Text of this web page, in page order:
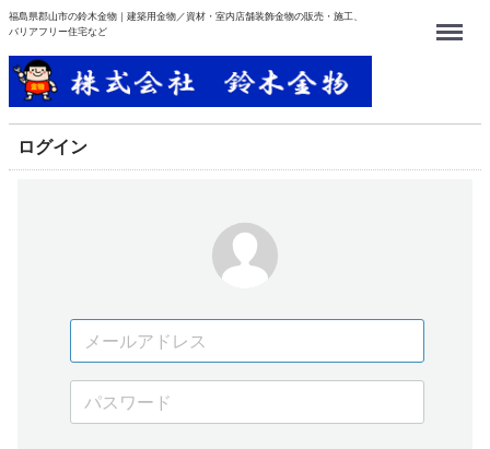
福島県郡山市の鈴木金物｜建築用金物／資材・室内店舗装飾金物の販売・施工、
バリアフリー住宅など
Menu
ログイン